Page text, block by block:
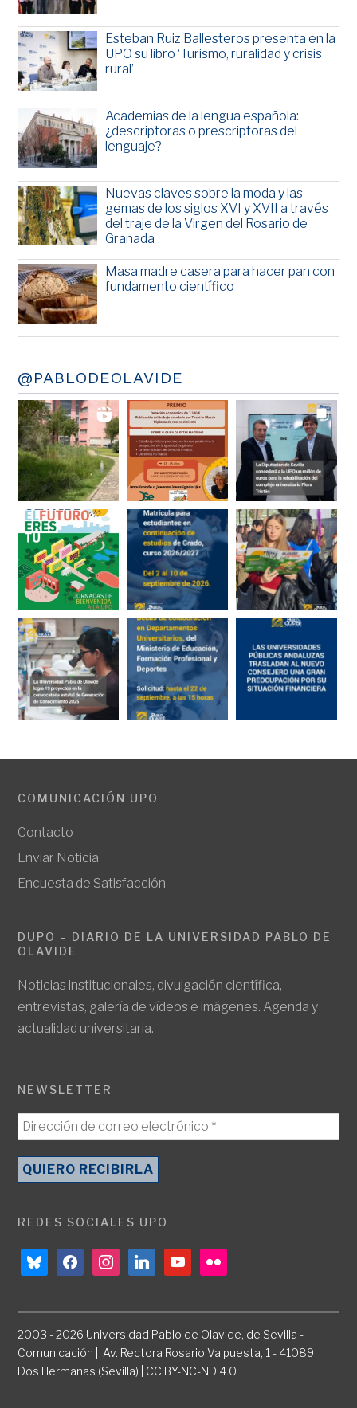
Esteban Ruiz Ballesteros presenta en la
UPO su libro ‘Turismo, ruralidad y crisis
rural’
Academias de la lengua española:
¿descriptoras o prescriptoras del
lenguaje?
Nuevas claves sobre la moda y las
gemas de los siglos XVI y XVII a través
del traje de la Virgen del Rosario de
Granada
Masa madre casera para hacer pan con
fundamento científico
@PABLODEOLAVIDE
COMUNICACIÓN UPO
Contacto
Enviar Noticia
Encuesta de Satisfacción
DUPO – DIARIO DE LA UNIVERSIDAD PABLO DE
OLAVIDE
Noticias institucionales, divulgación científica,
entrevistas, galería de vídeos e imágenes. Agenda y
actualidad universitaria.
NEWSLETTER
REDES SOCIALES UPO
blueskyfacebookinstagramlinkedinyoutubeflickr
2003 - 2026 Universidad Pablo de Olavide, de Sevilla -
Comunicación | Av. Rectora Rosario Valpuesta, 1 - 41089
Dos Hermanas (Sevilla) | CC BY-NC-ND 4.0